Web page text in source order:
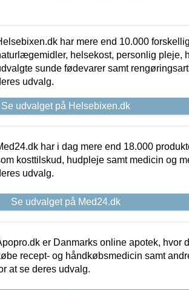
har mere end 10.000
helsekost, personlig pleje,
sunde fødevarer samt
udvalg.
Se udvalget på Helsebixen.dk
har i dag mere end 18.000
kosttilskud, hudpleje samt medicin og
udvalg.
Se udvalget på Med24.dk
er Danmarks online apotek, hvor
recept- og håndkøbsmedicin samt
at se deres udvalg.